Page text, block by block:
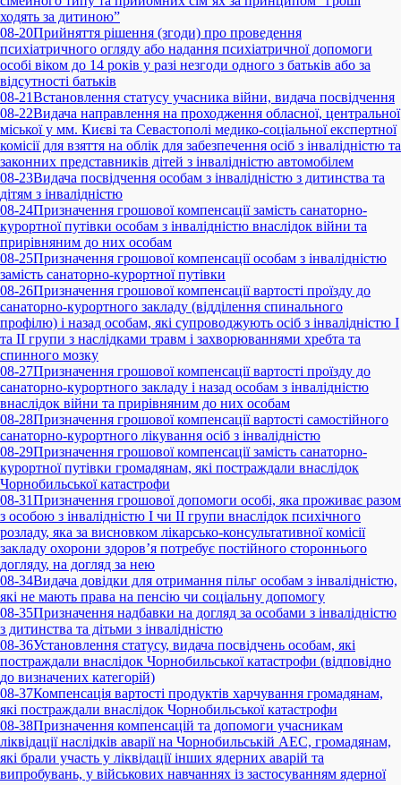
ходять за дитиною”
08-20Прийняття рішення (згоди) про проведення
психіатричного огляду або надання психіатричної допомоги
особі віком до 14 років у разі незгоди одного з батьків або за
відсутності батьків
08-21Встановлення статусу учасника війни, видача посвідчення
08-22Видача направлення на проходження обласної, центральної
міської у мм. Києві та Севастополі медико-соціальної експертної
комісії для взяття на облік для забезпечення осіб з інвалідністю та
законних представників дітей з інвалідністю автомобілем
08-23Видача посвідчення особам з інвалідністю з дитинства та
дітям з інвалідністю
08-24Призначення грошової компенсації замість санаторно-
курортної путівки особам з інвалідністю внаслідок війни та
прирівняним до них особам
08-25Призначення грошової компенсації особам з інвалідністю
замість санаторно-курортної путівки
08-26Призначення грошової компенсації вартості проїзду до
санаторно-курортного закладу (відділення спинального
профілю) і назад особам, які супроводжують осіб з інвалідністю I
та II групи з наслідками травм і захворюваннями хребта та
спинного мозку
08-27Призначення грошової компенсації вартості проїзду до
санаторно-курортного закладу і назад особам з інвалідністю
внаслідок війни та прирівняним до них особам
08-28Призначення грошової компенсації вартості самостійного
санаторно-курортного лікування осіб з інвалідністю
08-29Призначення грошової компенсації замість санаторно-
курортної путівки громадянам, які постраждали внаслідок
Чорнобильської катастрофи
08-31Призначення грошової допомоги особі, яка проживає разом
з особою з інвалідністю I чи II групи внаслідок психічного
розладу, яка за висновком лікарсько-консультативної комісії
закладу охорони здоров’я потребує постійного стороннього
догляду, на догляд за нею
08-34Видача довідки для отримання пільг особам з інвалідністю,
які не мають права на пенсію чи соціальну допомогу
08-35Призначення надбавки на догляд за особами з інвалідністю
з дитинства та дітьми з інвалідністю
08-36Установлення статусу, видача посвідчень особам, які
постраждали внаслідок Чорнобильської катастрофи (відповідно
до визначених категорій)
08-37Компенсація вартості продуктів харчування громадянам,
які постраждали внаслідок Чорнобильської катастрофи
08-38Призначення компенсацій та допомоги учасникам
ліквідації наслідків аварії на Чорнобильській АЕС, громадянам,
які брали участь у ліквідації інших ядерних аварій та
випробувань, у військових навчаннях із застосуванням ядерної